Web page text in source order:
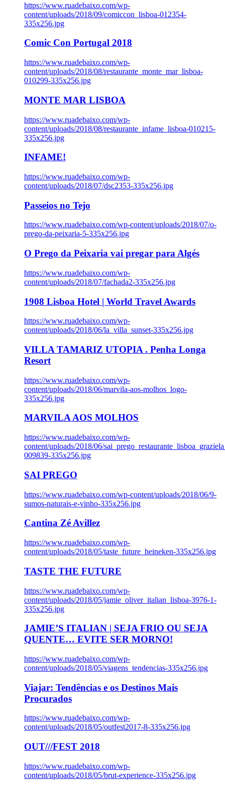
https://www.ruadebaixo.com/wp-
content/uploads/2018/09/comiccon_lisboa-012354-
335x256.jpg
Comic Con Portugal 2018
https://www.ruadebaixo.com/wp-
content/uploads/2018/08/restaurante_monte_mar_lisboa-
010299-335x256.jpg
MONTE MAR LISBOA
https://www.ruadebaixo.com/wp-
content/uploads/2018/08/restaurante_infame_lisboa-010215-
335x256.jpg
INFAME!
https://www.ruadebaixo.com/wp-
content/uploads/2018/07/dsc2353-335x256.jpg
Passeios no Tejo
https://www.ruadebaixo.com/wp-content/uploads/2018/07/o-
prego-da-peixaria-5-335x256.jpg
O Prego da Peixaria vai pregar para Algés
https://www.ruadebaixo.com/wp-
content/uploads/2018/07/fachada2-335x256.jpg
1908 Lisboa Hotel | World Travel Awards
https://www.ruadebaixo.com/wp-
content/uploads/2018/06/la_villa_sunset-335x256.jpg
VILLA TAMARIZ UTOPIA . Penha Longa
Resort
https://www.ruadebaixo.com/wp-
content/uploads/2018/06/marvila-aos-molhos_logo-
335x256.jpg
MARVILA AOS MOLHOS
https://www.ruadebaixo.com/wp-
content/uploads/2018/06/
009839-335x256.jpg
SAI PREGO
https://www.ruadebaixo.com/wp-content/uploads/2018/06/9-
sumos-naturais-e-vinho-335x256.jpg
Cantina Zé Avillez
https://www.ruadebaixo.com/wp-
content/uploads/2018/05/taste_future_heineken-335x256.jpg
TASTE THE FUTURE
https://www.ruadebaixo.com/wp-
content/uploads/2018/05/jamie_oliver_italian_lisboa-3976-1-
335x256.jpg
JAMIE’S ITALIAN | SEJA FRIO OU SEJA
QUENTE… EVITE SER MORNO!
https://www.ruadebaixo.com/wp-
content/uploads/2018/05/viagens_tendencias-335x256.jpg
Viajar: Tendências e os Destinos Mais
Procurados
https://www.ruadebaixo.com/wp-
content/uploads/2018/05/outfest2017-8-335x256.jpg
OUT///FEST 2018
https://www.ruadebaixo.com/wp-
content/uploads/2018/05/brut-experience-335x256.jpg